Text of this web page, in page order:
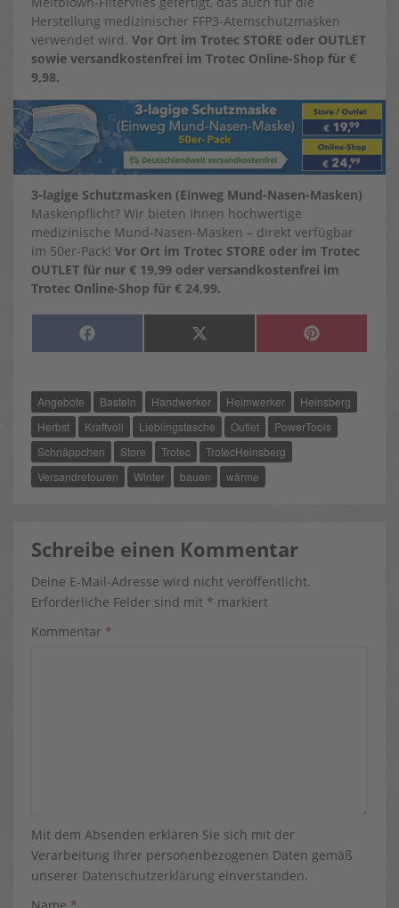
Herstellung medizinischer FFP3-Atemschutzmasken
verwendet wird. Vor Ort im Trotec STORE oder OUTLET
sowie versandkostenfrei im Trotec Online-Shop für €
9,98.
3-lagige Schutzmasken (Einweg Mund-Nasen-Masken)
Maskenpflicht? Wir bieten Ihnen hochwertige
medizinische Mund-Nasen-Masken – direkt verfügbar
im 50er-Pack! Vor Ort im Trotec STORE oder im Trotec
OUTLET für nur € 19,99 oder versandkostenfrei im
Trotec Online-Shop für € 24,99.
SHARE
F
A
O
O
K
SHARE
X
(
T
T
E
R
)
SHARE
P
I
R
E
S
T
Angebote Basteln Handwerker Heimwerker
Heinsberg
Herbst
Kraftvoll Lieblingstasche Outlet
PowerTools
Schnäppchen
Store Trotec
TrotecHeinsberg
Versandretouren
Winter bauen wärme
Schreibe einen Kommentar
Deine E-Mail-Adresse wird nicht veröffentlicht.
Erforderliche Felder sind mit * markiert
Kommentar *
Mit dem Absenden erklären Sie sich mit der
Verarbeitung Ihrer personenbezogenen Daten gemäß
unserer Datenschutzerklärung einverstanden.